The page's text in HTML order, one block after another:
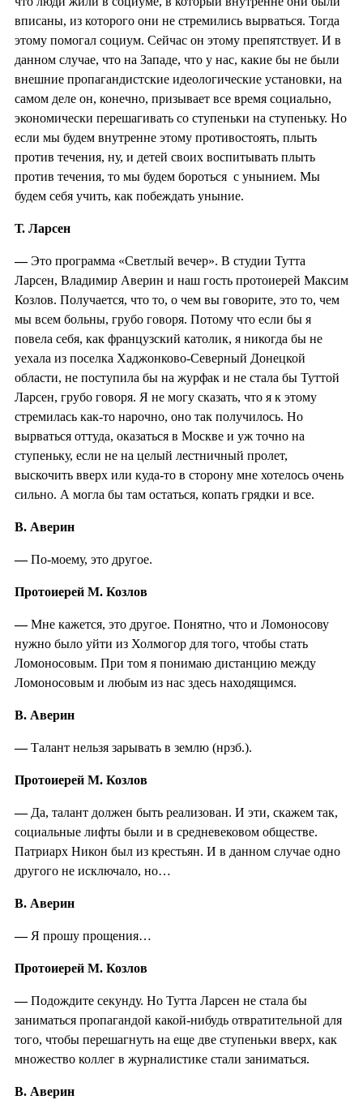
вписаны, из которого они не стремились вырваться. Тогда
этому помогал социум. Сейчас он этому препятствует. И в
данном случае, что на Западе, что у нас, какие бы не были
внешние пропагандистские идеологические установки, на
самом деле он, конечно, призывает все время социально,
экономически перешагивать со ступеньки на ступеньку. Но
если мы будем внутренне этому противостоять, плыть
против течения, ну, и детей своих воспитывать плыть
против течения, то мы будем бороться с унынием. Мы
будем себя учить, как побеждать уныние.
Т. Ларсен
—Это программа «Светлый вечер». В студии Тутта
Ларсен, Владимир Аверин и наш гость протоиерей Максим
Козлов. Получается, что то, о чем вы говорите, это то, чем
мы всем больны, грубо говоря. Потому что если бы я
повела себя, как французский католик, я никогда бы не
уехала из поселка Хаджонково-Северный Донецкой
области, не поступила бы на журфак и не стала бы Туттой
Ларсен, грубо говоря. Я не могу сказать, что я к этому
стремилась как-то нарочно, оно так получилось. Но
вырваться оттуда, оказаться в Москве и уж точно на
ступеньку, если не на целый лестничный пролет,
выскочить вверх или куда-то в сторону мне хотелось очень
сильно. А могла бы там остаться, копать грядки и все.
В. Аверин
—По-моему, это другое.
Протоиерей М. Козлов
—Мне кажется, это другое. Понятно, что и Ломоносову
нужно было уйти из Холмогор для того, чтобы стать
Ломоносовым. При том я понимаю дистанцию между
Ломоносовым и любым из нас здесь находящимся.
В. Аверин
—Талант нельзя зарывать в землю (нрзб.).
Протоиерей М. Козлов
— Да, талант должен быть реализован. И эти, скажем так,
социальные лифты были и в средневековом обществе.
Патриарх Никон был из крестьян. И в данном случае одно
другого не исключало, но…
В. Аверин
— Я прошу прощения…
Протоиерей М. Козлов
—Подождите секунду. Но Тутта Ларсен не стала бы
заниматься пропагандой какой-нибудь отвратительной для
того, чтобы перешагнуть на еще две ступеньки вверх, как
множество коллег в журналистике стали заниматься.
В. Аверин